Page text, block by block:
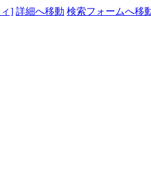
] 詳細へ移動 検索フォームへ移